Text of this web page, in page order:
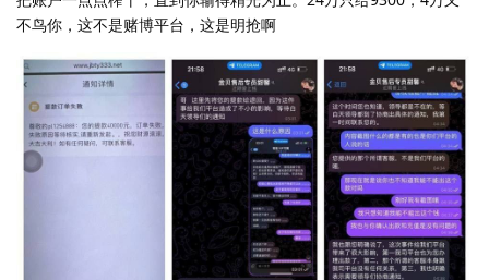
不鸟你，这不是赌博平台，这是明抢啊